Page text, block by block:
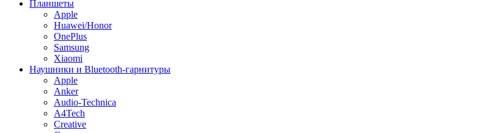
Планшеты
Apple
Huawei/Honor
OnePlus
Samsung
Xiaomi
Наушники и Bluetooth-гарнитуры
Apple
Anker
Audio-Technica
A4Tech
Creative